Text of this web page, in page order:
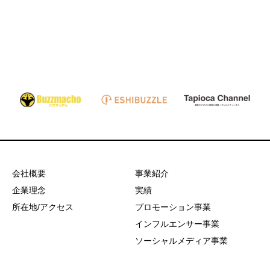
会社概要
企業理念
所在地/アクセス
事業紹介
実績
プロモーション事業
インフルエンサー事業
ソーシャルメディア事業